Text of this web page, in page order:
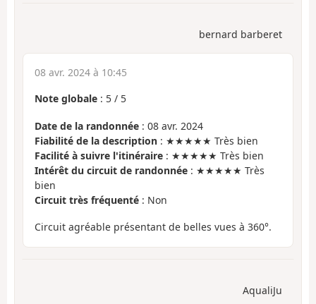
bernard barberet
08 avr. 2024 à 10:45
Note globale : 5 / 5
Date de la randonnée : 08 avr. 2024
Fiabilité de la description : ★★★★★ Très bien
Facilité à suivre l'itinéraire : ★★★★★ Très bien
Intérêt du circuit de randonnée : ★★★★★ Très
bien
Circuit très fréquenté : Non
Circuit agréable présentant de belles vues à 360°.
AqualiJu